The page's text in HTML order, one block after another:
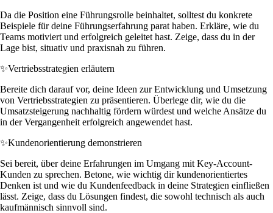
Da die Position eine Führungsrolle beinhaltet, solltest du konkrete
Beispiele für deine Führungserfahrung parat haben. Erkläre, wie du
Teams motiviert und erfolgreich geleitet hast. Zeige, dass du in der
Lage bist, situativ und praxisnah zu führen.
✨Vertriebsstrategien erläutern
Bereite dich darauf vor, deine Ideen zur Entwicklung und Umsetzung
von Vertriebsstrategien zu präsentieren. Überlege dir, wie du die
Umsatzsteigerung nachhaltig fördern würdest und welche Ansätze du
in der Vergangenheit erfolgreich angewendet hast.
✨Kundenorientierung demonstrieren
Sei bereit, über deine Erfahrungen im Umgang mit Key-Account-
Kunden zu sprechen. Betone, wie wichtig dir kundenorientiertes
Denken ist und wie du Kundenfeedback in deine Strategien einfließen
lässt. Zeige, dass du Lösungen findest, die sowohl technisch als auch
kaufmännisch sinnvoll sind.